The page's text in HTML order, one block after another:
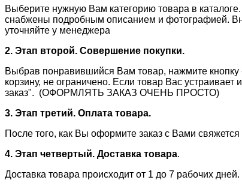
Выберите нужную Вам категорию товара в
снабжены подробным описанием и фотографией.
уточняйте у менеджера
2. Этап второй. Совершение покупки.
Выбрав понравившийся Вам товар, нажмите кнопку
корзину, не ограничено. Если товар Вас
заказ". (ОФОРМЛЯТЬ ЗАКАЗ ОЧЕНЬ ПРОСТО)
3. Этап третий. Оплата товара.
После того, как Вы оформите заказ с Вами
4. Этап четвертый. Доставка товара.
Доставка товара происходит от 1 до 7 рабочих дней.